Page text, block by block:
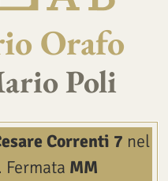
Orafo
Poli
Correnti 7 nel
Fermata MM